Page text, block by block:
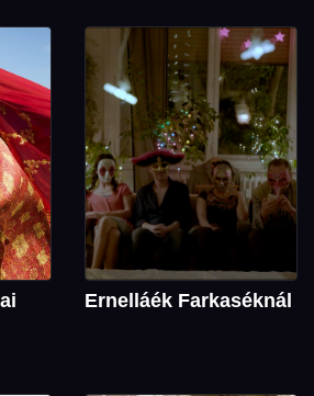
Ernelláék Farkaséknál